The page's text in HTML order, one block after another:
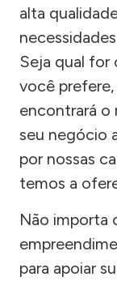
alta
Seja qual
você
encontrará o
seu negócio
por nossas
temos a
Não importa
para apoiar